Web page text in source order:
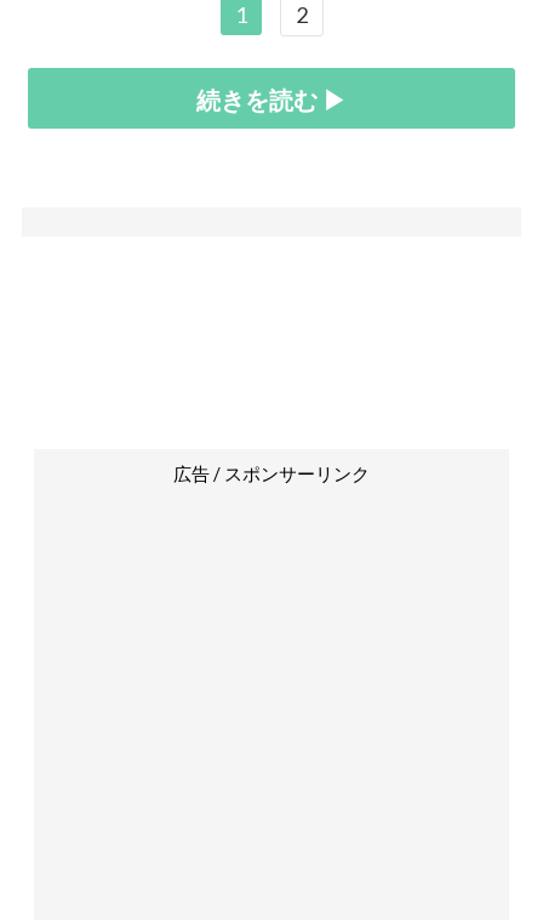
1 2
続きを読む ▶
広告 / スポンサーリンク